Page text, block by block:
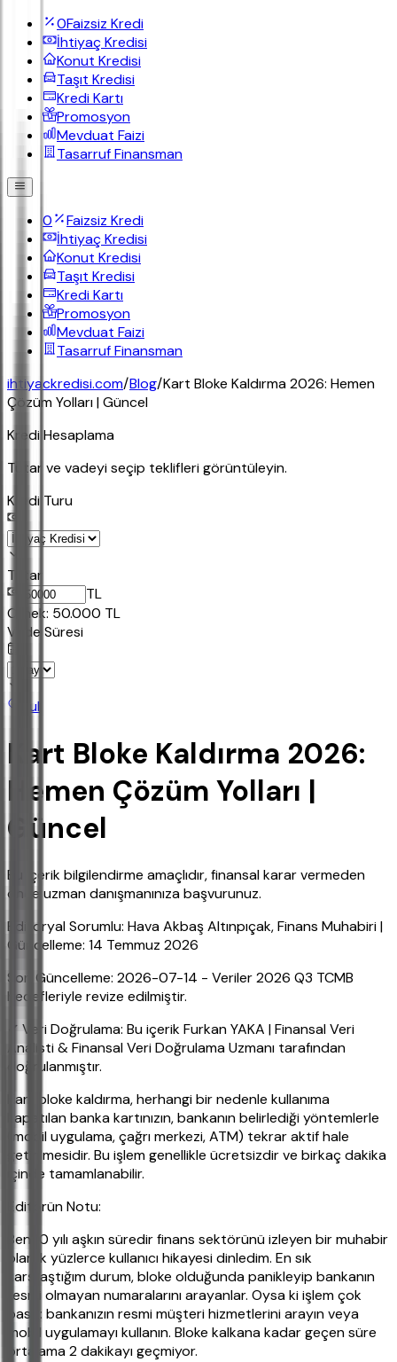
0Faizsiz Kredi
İhtiyaç Kredisi
Konut Kredisi
Taşıt Kredisi
Kredi Kartı
Promosyon
Mevduat Faizi
Tasarruf Finansman
0
Faizsiz Kredi
İhtiyaç Kredisi
Konut Kredisi
Taşıt Kredisi
Kredi Kartı
Promosyon
Mevduat Faizi
Tasarruf Finansman
ihtiyackredisi.com/Blog/Kart Bloke Kaldırma 2026: Hemen
Çözüm Yolları | Güncel
Kredi Hesaplama
Tutar ve vadeyi seçip teklifleri görüntüleyin.
Kredi Turu
Tutar
TL
Ornek: 50.000 TL
Vade Süresi
Bul
Kart Bloke Kaldırma 2026:
Hemen Çözüm Yolları |
Güncel
Bu içerik bilgilendirme amaçlıdır, finansal karar vermeden
önce uzman danışmanınıza başvurunuz.
Editoryal Sorumlu: Hava Akbaş Altınpıçak, Finans Muhabiri |
Güncelleme: 14 Temmuz 2026
Son Güncelleme: 2026-07-14 - Veriler 2026 Q3 TCMB
hedefleriyle revize edilmiştir.
✔ Veri Doğrulama: Bu içerik Furkan YAKA | Finansal Veri
Analisti & Finansal Veri Doğrulama Uzmanı tarafından
doğrulanmıştır.
Kart bloke kaldırma, herhangi bir nedenle kullanıma
kapatılan banka kartınızın, bankanın belirlediği yöntemlerle
(mobil uygulama, çağrı merkezi, ATM) tekrar aktif hale
getirilmesidir. Bu işlem genellikle ücretsizdir ve birkaç dakika
içinde tamamlanabilir.
Editörün Notu:
Ben 10 yılı aşkın süredir finans sektörünü izleyen bir muhabir
olarak yüzlerce kullanıcı hikayesi dinledim. En sık
karşılaştığım durum, bloke olduğunda panikleyip bankanın
resmi olmayan numaralarını arayanlar. Oysa ki işlem çok
basit: bankanızın resmi müşteri hizmetlerini arayın veya
mobil uygulamayı kullanın. Bloke kalkana kadar geçen süre
ortalama 2 dakikayı geçmiyor.